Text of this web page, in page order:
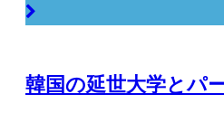
韓国の延世大学とパ